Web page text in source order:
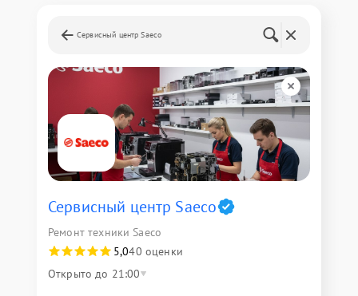
Сервисный центр Saeco
Сервисный центр Saeco
Ремонт техники Saeco
5,040 оценки
Открыто до 21:00